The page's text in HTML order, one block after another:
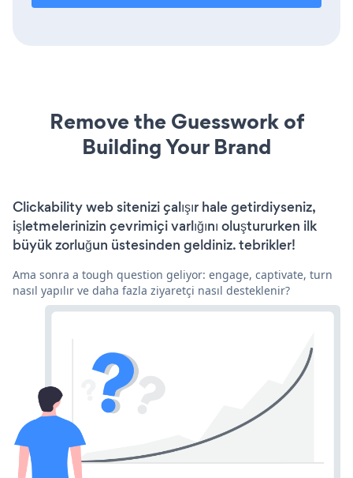
Remove the Guesswork of
Building Your Brand
Clickability web sitenizi çalışır hale getirdiyseniz,
işletmelerinizin çevrimiçi varlığını oluştururken ilk
büyük zorluğun üstesinden geldiniz. tebrikler!
Ama sonra a tough question geliyor: engage, captivate, turn
nasıl yapılır ve daha fazla ziyaretçi nasıl desteklenir?